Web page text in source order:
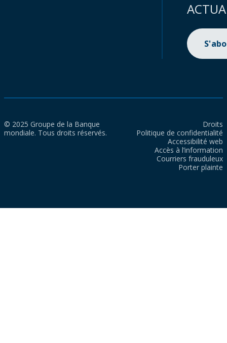
© 2025 Groupe de la Banque
mondiale. Tous droits réservés.
Droits
Politique de confidentialité
Accessibilité web
Accès à l’information
Courriers frauduleux
Porter plainte